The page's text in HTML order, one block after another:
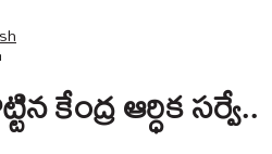
కేంద్ర ఆర్ధిక సర్వే..